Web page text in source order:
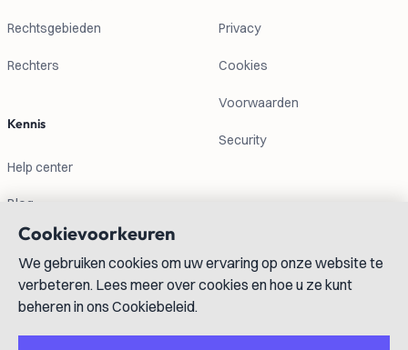
Rechtsgebieden
Rechters
Kennis
Help center
Blog
Privacy
Cookies
Voorwaarden
Security
Contactgegevens
info@lexboost.com
Cookievoorkeuren
We gebruiken cookies om uw ervaring op onze website te
verbeteren. Lees meer over cookies en hoe u ze kunt
beheren in ons Cookiebeleid.